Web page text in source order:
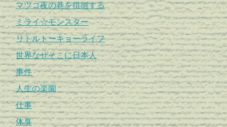
マツコ夜の巷を徘徊する
ミライ☆モンスター
リトルトーキョーライフ
世界なぜそこに日本人
事件
人生の楽園
仕事
体臭